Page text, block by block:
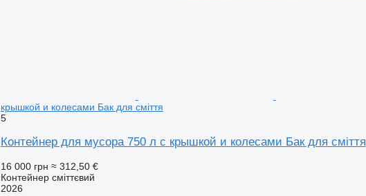
крышкой и колесами Бак для сміття
5
Контейнер для мусора 750 л с крышкой и колесами Бак для сміття
16 000 грн ≈ 312,50 €
Контейнер сміттєвий
2026